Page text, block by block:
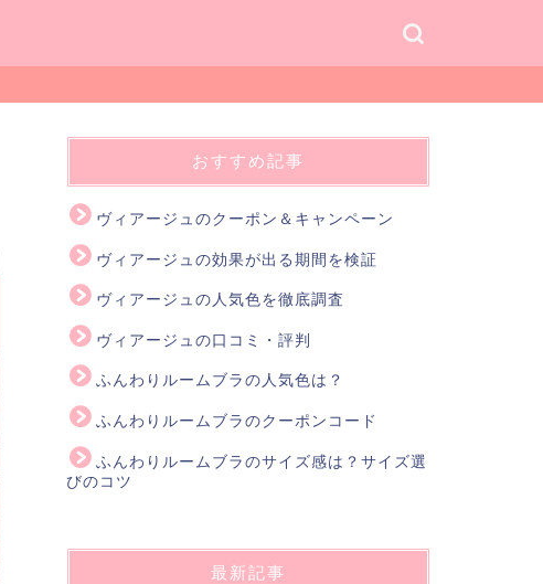
おすすめ記事
ヴィアージュのクーポン＆キャンペーン
ヴィアージュの効果が出る期間を検証
ヴィアージュの人気色を徹底調査
ヴィアージュの口コミ・評判
ふんわりルームブラの人気色は？
ふんわりルームブラのクーポンコード
ふんわりルームブラのサイズ感は？サイズ選
びのコツ
最新記事